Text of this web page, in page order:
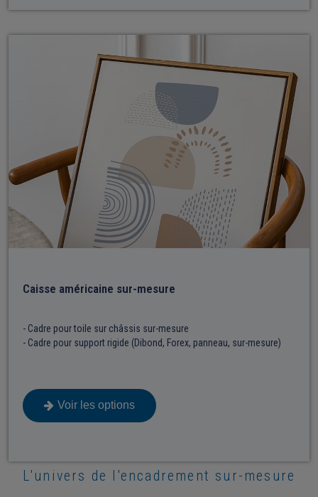
Caisse américaine sur-mesure
- Cadre pour toile sur châssis sur-mesure
- Cadre pour support rigide (Dibond, Forex, panneau, sur-mesure)
Voir les options​
L'univers de l'encadrement sur-mesure